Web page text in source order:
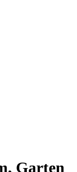
Garten